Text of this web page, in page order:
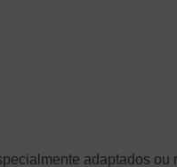
adaptados